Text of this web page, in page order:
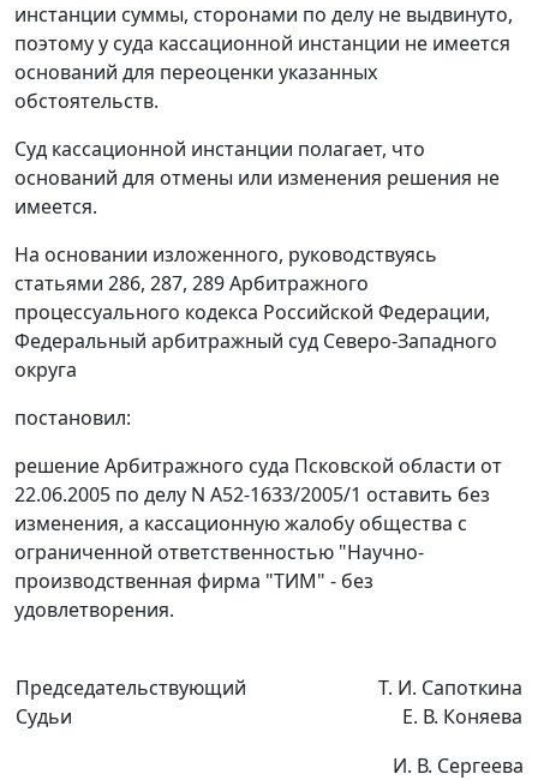
инстанции суммы, сторонами по делу не выдвинуто,
поэтому у суда кассационной инстанции не имеется
оснований для переоценки указанных
обстоятельств.
Суд кассационной инстанции полагает, что
оснований для отмены или изменения решения не
имеется.
На основании изложенного, руководствуясь
статьями 286, 287, 289Арбитражного
процессуального кодекса Российской Федерации,
Федеральный арбитражный суд Северо-Западного
округа
постановил:
решение Арбитражного суда Псковской области от
22.06.2005 по делу N А52-1633/2005/1 оставить без
изменения, а кассационную жалобу общества с
ограниченной ответственностью "Научно-
производственная фирма "ТИМ" - без
удовлетворения.
Председательствующий
Судьи
Т. И. Сапоткина
Е. В. Коняева
И. В. Сергеева